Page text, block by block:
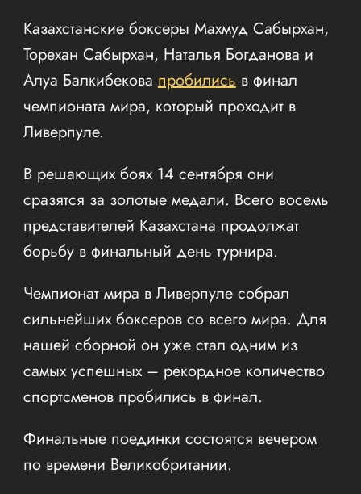
Казахстанские боксеры Махмуд Сабырхан,
Торехан Сабырхан, Наталья Богданова и
Алуа Балкибековапробилисьв финал
чемпионата мира, который проходит в
Ливерпуле.
В решающих боях 14 сентября они
сразятся за золотые медали. Всего восемь
представителей Казахстана продолжат
борьбу в финальный день турнира.
Чемпионат мира в Ливерпуле собрал
сильнейших боксеров со всего мира. Для
нашей сборной он уже стал одним из
самых успешных – рекордное количество
спортсменов пробились в финал.
Финальные поединки состоятся вечером
по времени Великобритании.